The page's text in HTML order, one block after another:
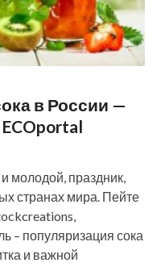
в России —
молодой, праздник,
странах мира. Пейте
– популяризация сока
и важной